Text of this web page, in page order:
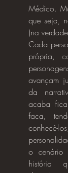
Médico.
que seja,
(na
Cada
própria,
avançam
da
acaba
faca,
o
história